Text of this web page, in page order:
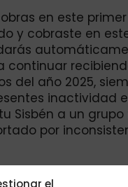
el
en este primer
y cobraste en
continuar
del año 2025,
inactividad
Sisbén a un
por
IVA 2025 continúa